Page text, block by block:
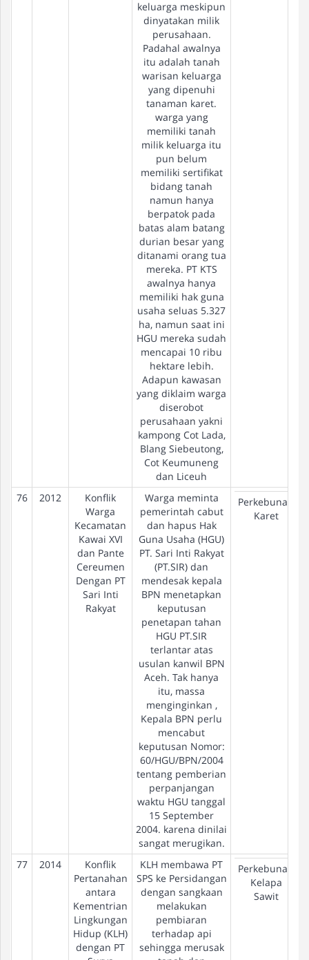
keluarga meskipun
dinyatakan milik
perusahaan.
Padahal awalnya
itu adalah tanah
warisan keluarga
yang dipenuhi
tanaman karet.
warga yang
memiliki tanah
milik keluarga itu
pun belum
memiliki sertifikat
bidang tanah
namun hanya
berpatok pada
batas alam batang
durian besar yang
ditanami orang tua
mereka. PT KTS
awalnya hanya
memiliki hak guna
usaha seluas 5.327
ha, namun saat ini
HGU mereka sudah
mencapai 10 ribu
hektare lebih.
Adapun kawasan
yang diklaim warga
diserobot
perusahaan yakni
kampong Cot Lada,
Blang Siebeutong,
Cot Keumuneng
dan Liceuh
76
2012
Konflik
Warga
Kecamatan
Kawai XVI
dan Pante
Cereumen
Dengan PT
Sari Inti
Rakyat
Warga meminta
pemerintah cabut
dan hapus Hak
Guna Usaha (HGU)
PT. Sari Inti Rakyat
(PT.SIR) dan
mendesak kepala
BPN menetapkan
keputusan
penetapan tahan
HGU PT.SIR
terlantar atas
usulan kanwil BPN
Aceh. Tak hanya
itu, massa
menginginkan ,
Kepala BPN perlu
mencabut
keputusan Nomor:
60/HGU/BPN/2004
tentang pemberian
perpanjangan
waktu HGU tanggal
15 September
2004. karena dinilai
sangat merugikan.
Perkebunan
Karet
77 2014
Konflik
Pertanahan
antara
Kementrian
Lingkungan
Hidup (KLH)
dengan PT
KLH membawa PT
SPS ke Persidangan
dengan sangkaan
melakukan
pembiaran
terhadap api
sehingga merusak
Perkebunan
Kelapa
Sawit